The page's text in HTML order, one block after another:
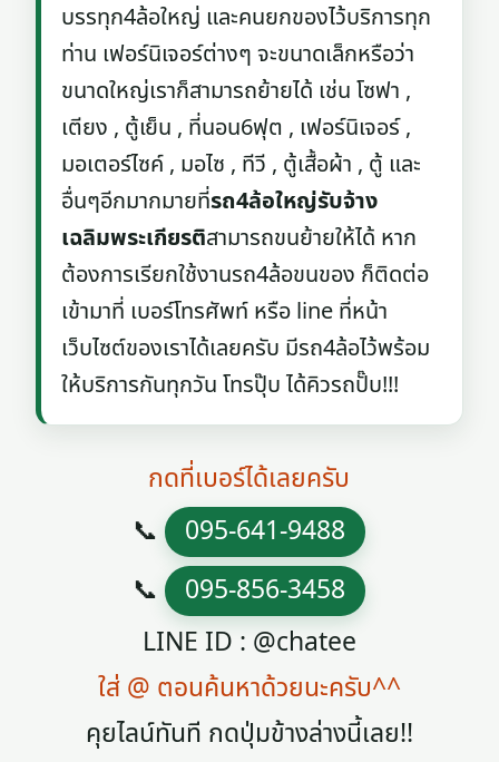
บรรทุก4ล้อใหญ่ และคนยกของไว้บริการทุก
ท่าน เฟอร์นิเจอร์ต่างๆ จะขนาดเล็กหรือว่า
ขนาดใหญ่เราก็สามารถย้ายได้ เช่น โซฟา ,
เตียง , ตู้เย็น , ที่นอน6ฟุต , เฟอร์นิเจอร์ ,
มอเตอร์ไซค์ , มอไซ , ทีวี , ตู้เสื้อผ้า , ตู้ และ
อื่นๆอีกมากมายที่รถ4ล้อใหญ่รับจ้าง
เฉลิมพระเกียรติสามารถขนย้ายให้ได้ หาก
ต้องการเรียกใช้งานรถ4ล้อขนของ ก็ติดต่อ
เข้ามาที่ เบอร์โทรศัพท์ หรือ line ที่หน้า
เว็บไซต์ของเราได้เลยครับ มีรถ4ล้อไว้พร้อม
ให้บริการกันทุกวัน โทรปุ๊บ ได้คิวรถปั๊บ!!!
กดที่เบอร์ได้เลยครับ
📞 095-641-9488
📞 095-856-3458
LINE ID : @chatee
ใส่ @ ตอนค้นหาด้วยนะครับ^^
คุยไลน์ทันที กดปุ่มข้างล่างนี้เลย!!